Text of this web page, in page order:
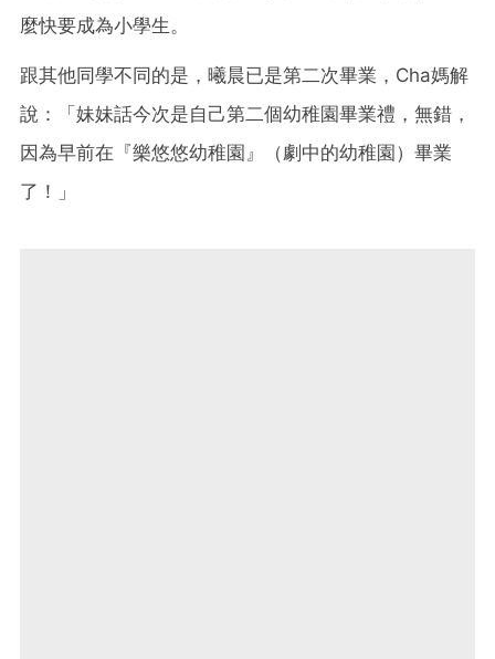
麼快要成為小學生。
跟其他同學不同的是，曦晨已是第二次畢業，Cha媽解
說：「妹妹話今次是自己第二個幼稚園畢業禮，無錯，
因為早前在『樂悠悠幼稚園』（劇中的幼稚園）畢業
了！」